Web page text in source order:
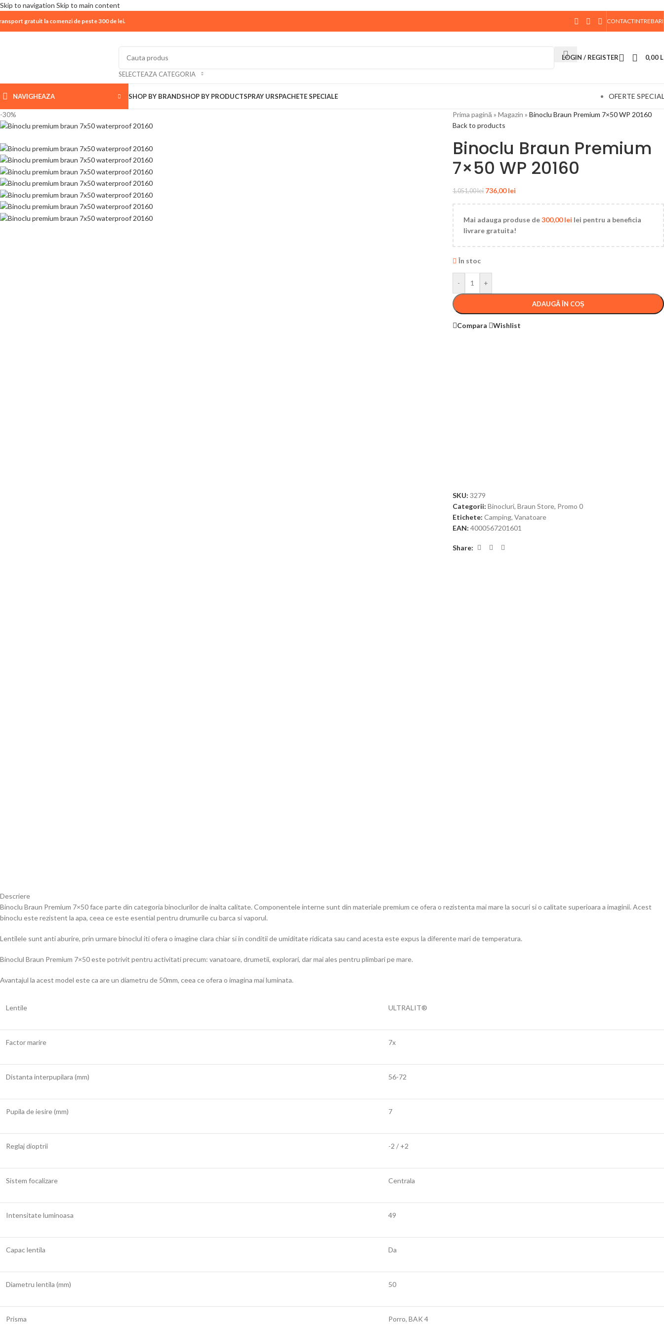
Skip to navigation Skip to main content
| 📦 Program livrari|In perioada11 August - 18 August,magazinul KPRO este inchis. Comenziile plasate pana in data de 10 August, la ora 15:00, vor fi expediate. Va
multumim pentru intelegere!
gratuit la comenzi de peste 300 de lei. CONTACTINTREBARI
SELECTEAZA CATEGORIA
LOGIN / REGISTER 0,00
NAVIGHEAZA SHOP BY BRANDSHOP BY PRODUCTSPRAY URSPACHETE SPECIALE OFERTE
-30% Prima pagină » Magazin » Binoclu Braun Premium 7×50 WP 20160
Back to products
Binoclu Braun Premium
7×50 WP 20160
1.051,00lei 736,00lei
Mai adauga produse de300,00lei lei pentru a beneficia
livrare gratuita!
În stoc
- +
ADAUGĂ ÎN COȘ
Compara Wishlist
SKU: 3279
Categorii: Binocluri, Braun Store, Promo 0
Etichete: Camping, Vanatoare
EAN: 4000567201601
Share:
Descriere
Binoclu Braun Premium 7×50 face parte din categoria binoclurilor de inalta calitate. Componentele interne sunt din materiale premium ce ofera o rezistenta mai mare la socuri si o calitate superioara a imaginii. Acest
binoclu este rezistent la apa, ceea ce este esential pentru drumurile cu barca si vaporul.
Lentilele sunt anti aburire, prin urmare binoclul iti ofera o imagine clara chiar si in conditii de umiditate ridicata sau cand acesta este expus la diferente mari de temperatura.
Binoclul Braun Premium 7×50 este potrivit pentru activitati precum: vanatoare, drumetii, explorari, dar mai ales pentru plimbari pe mare.
Avantajul la acest model este ca are un diametru de 50mm, ceea ce ofera o imagina mai luminata.
Lentile ULTRALIT®
Factor marire 7x
Distanta interpupilara (mm) 56-72
Pupila de iesire (mm) 7
Reglaj dioptrii -2 / +2
Sistem focalizare Centrala
Intensitate luminoasa 49
Capac lentila Da
Diametru lentila (mm) 50
Prisma Porro, BAK 4